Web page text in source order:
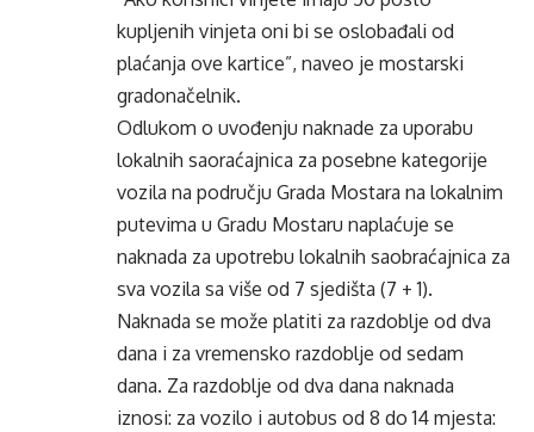
kupljenih vinjeta oni bi se oslobađali od
plaćanja ove kartice”, naveo je mostarski
gradonačelnik.
Odlukom o uvođenju naknade za uporabu
lokalnih saoraćajnica za posebne kategorije
vozila na području Grada Mostara na lokalnim
putevima u Gradu Mostaru naplaćuje se
naknada za upotrebu lokalnih saobraćajnica za
sva vozila sa više od 7 sjedišta (7 + 1).
Naknada se može platiti za razdoblje od dva
dana i za vremensko razdoblje od sedam
dana. Za razdoblje od dva dana naknada
iznosi: za vozilo i autobus od 8 do 14 mjesta: